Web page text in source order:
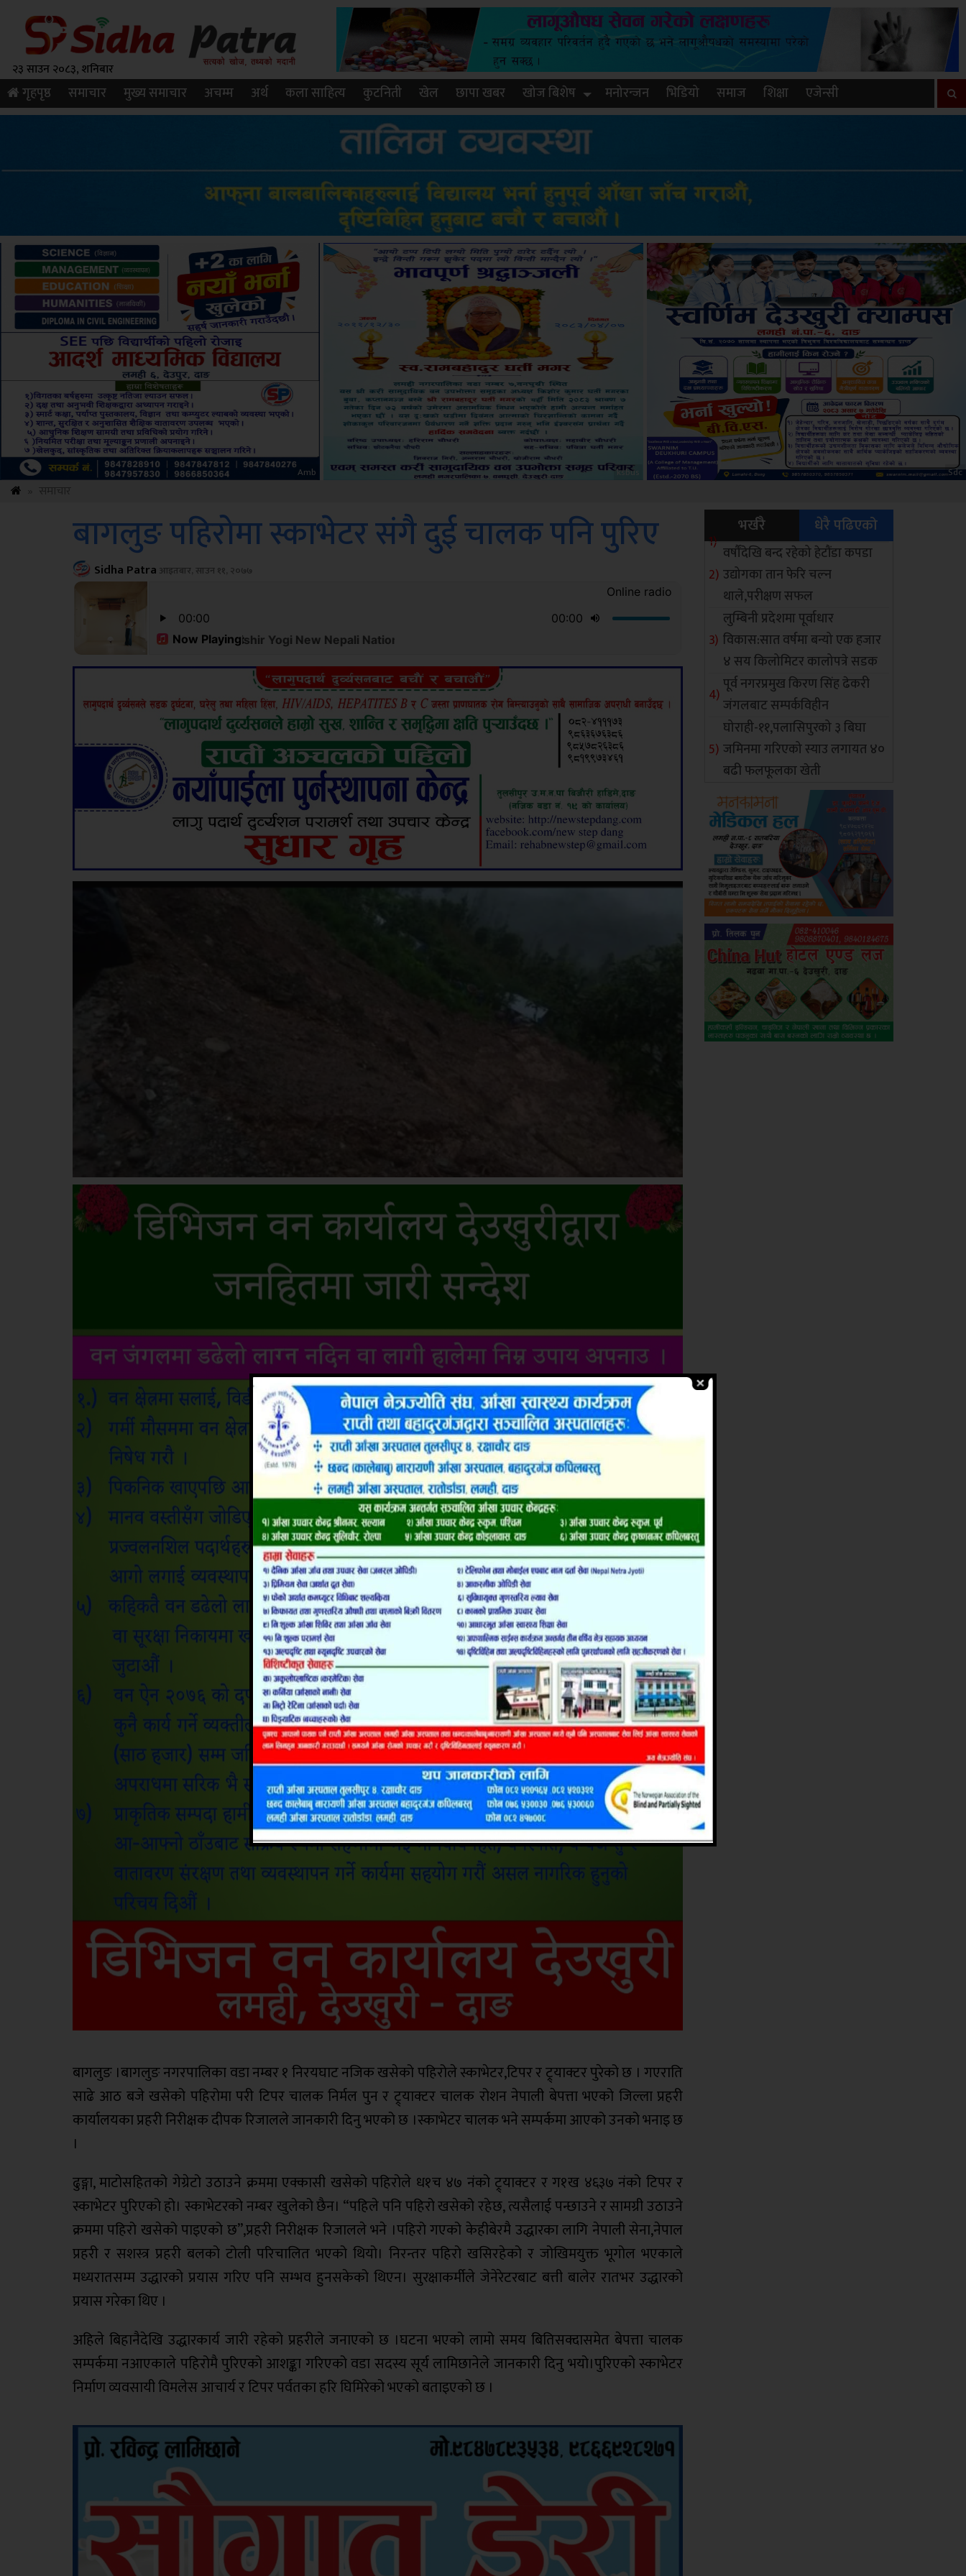
२३ साउन २०८३, शनिबार
गृहपृष्ठ समाचार मुख्य समाचार अचम्म अर्थ कला साहित्य कुटनिती खेल छापा खबर खोज बिशेष मनोरन्जन भिडियो समाज शिक्षा एजेन्सी
ksbus Sdc Amb
बागलुङ पहिरोमा स्काभेटर संगै दुई चालक पनि पुरिए
Sidha Patra आइतबार, साउन ११, २०७७
बागलुङ ।बागलुङ नगरपालिका वडा नम्बर १ निरयघाट नजिक खसेको पहिरोले स्काभेटर,टिपर र ट्र्याक्टर पुरेको छ । गएराति
साढे आठ बजे खसेको पहिरोमा परी टिपर चालक निर्मल पुन र ट्र्याक्टर चालक रोशन नेपाली बेपत्ता भएको जिल्ला प्रहरी
कार्यालयका प्रहरी निरीक्षक दीपक रिजालले जानकारी दिनु भएको छ ।स्काभेटर चालक भने सम्पर्कमा आएको उनको भनाइ छ
।
ढुङ्गा, माटोसहितको गेग्रेटो उठाउने क्रममा एक्कासी खसेको पहिरोले ध१च ४७ नंको ट्र्याक्टर र ग१ख ४६३७ नंको टिपर र
स्काभेटर पुरिएको हो। स्काभेटरको नम्बर खुलेको छैन। “पहिले पनि पहिरो खसेको रहेछ, त्यसैलाई पन्छाउने र सामग्री उठाउने
क्रममा पहिरो खसेको पाइएको छ”,प्रहरी निरीक्षक रिजालले भने ।पहिरो गएको केहीबेरमै उद्धारका लागि नेपाली सेना,नेपाल
प्रहरी र सशस्त्र प्रहरी बलको टोली परिचालित भएको थियो। निरन्तर पहिरो खसिरहेको र जोखिमयुक्त भूगोल भएकाले
मध्यरातसम्म उद्धारको प्रयास गरिए पनि सम्भव हुनसकेको थिएन। सुरक्षाकर्मीले जेनेरेटरबाट बत्ती बालेर रातभर उद्धारको
प्रयास गरेका थिए ।
अहिले बिहानैदेखि उद्धारकार्य जारी रहेको प्रहरीले जनाएको छ ।घटना भएको लामो समय बितिसक्दासमेत बेपत्ता चालक
सम्पर्कमा नआएकाले पहिरोमै पुरिएको आशङ्का गरिएको वडा सदस्य सूर्य लामिछानेले जानकारी दिनु भयो।पुरिएको स्काभेटर
निर्माण व्यवसायी विमलेस आचार्य र टिपर पर्वतका हरि घिमिरेको भएको बताइएको छ ।
भर्खरै धेरै पढिएको
वर्षौंदेखि बन्द रहेको हेटौंडा कपडा
उद्योगका तान फेरि चल्न
थाले,परीक्षण सफल
लुम्बिनी प्रदेशमा पूर्वाधार
विकास:सात वर्षमा बन्यो एक हजार
४ सय किलोमिटर कालोपत्रे सडक
पूर्व नगरप्रमुख किरण सिंह ढेकरी
जंगलबाट सम्पर्कविहीन
घोराही-११,पलासिपुरको ३ बिघा
जमिनमा गरिएको स्याउ लगायत ४०
बढी फलफूलका खेती